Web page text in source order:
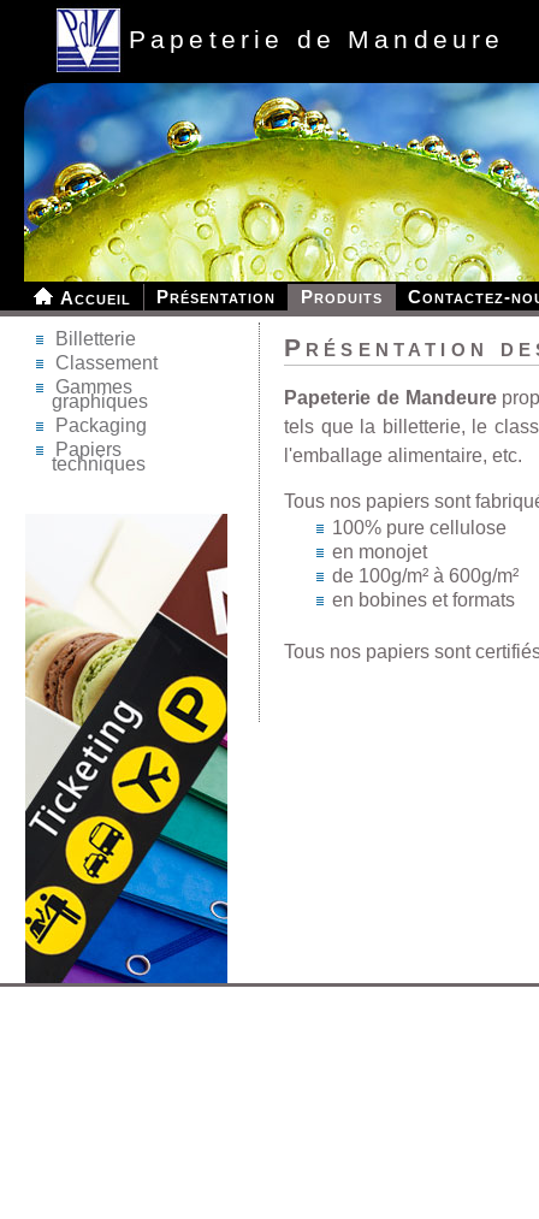
Papeterie de Mandeure
Accueil Présentation Produits Contactez-
Billetterie
Classement
Gammes
graphiques
Packaging
Papiers
techniques
Présentation
Papeterie de Mandeure
tels que la billetterie, le
l'emballage alimentaire, etc.
Tous nos papiers sont
100% pure cellulose
en monojet
de 100g/m² à 600g/m²
en bobines et formats
Tous nos papiers sont